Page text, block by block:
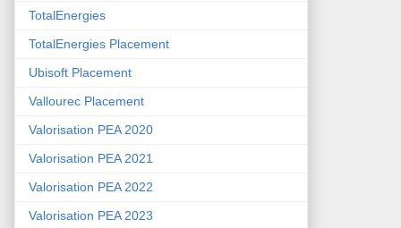
TotalEnergies
TotalEnergies Placement
Ubisoft Placement
Vallourec Placement
Valorisation PEA 2020
Valorisation PEA 2021
Valorisation PEA 2022
Valorisation PEA 2023